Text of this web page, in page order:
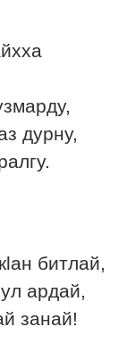
дурну,
битлай,
ардай,
занай!